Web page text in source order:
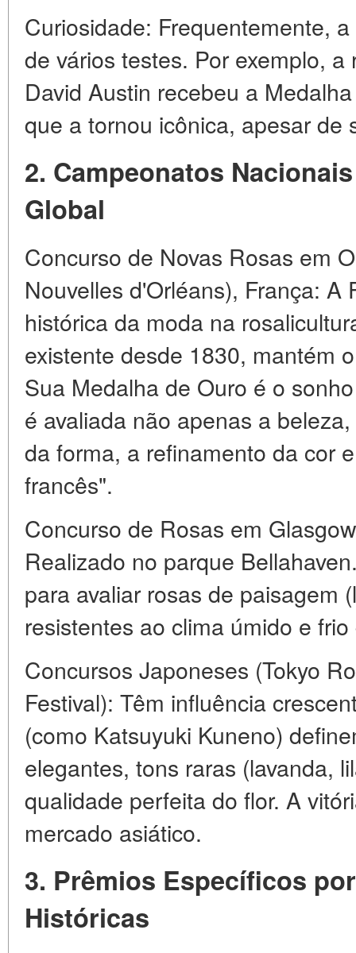
Curiosidade: Frequentemente,
de vários testes. Por exemplo,
David Austin recebeu a
que a tornou icônica, apesar de
2. Campeonatos
Global
Concurso de Novas Rosas em
Nouvelles d'Orléans), França: A
histórica da moda na
existente desde 1830, mantém
Sua Medalha de Ouro é o
é avaliada não apenas a
da forma, a refinamento da cor
francês".
Concurso de Rosas em
Realizado no parque
para avaliar rosas de paisagem
resistentes ao clima úmido e
Concursos Japoneses (Tokyo
Festival): Têm influência
(como Katsuyuki Kuneno)
elegantes, tons raras (lavanda,
qualidade perfeita do flor. A
mercado asiático.
3. Prêmios Específicos
Históricas